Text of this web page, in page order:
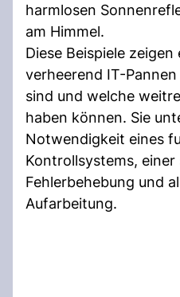
harmlosen
am Himmel.
Diese Beispiele
verheerend IT-
sind und welche
haben können. Sie
Notwendigkeit eines
Kontrollsystems,
Fehlerbehebung und
Aufarbeitung.